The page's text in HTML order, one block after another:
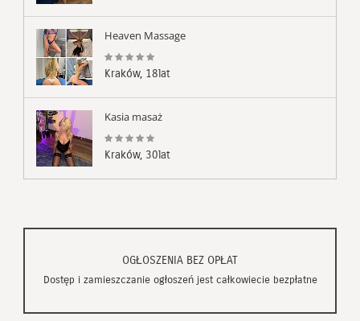
Heaven Massage
Kraków, 18lat
Kasia masaż
Kraków, 30lat
OGŁOSZENIA BEZ OPŁAT
Dostęp i zamieszczanie ogłoszeń jest całkowiecie bezpłatne